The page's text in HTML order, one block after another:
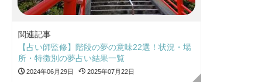
関連記事
【占い師監修】階段の夢の意味22選！状況・場
所・特徴別の夢占い結果一覧
2024年06月29日 2025年07月22日